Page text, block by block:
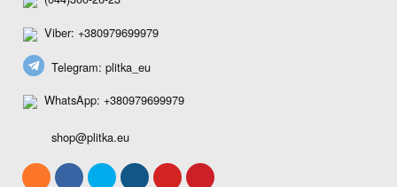
Viber: +380979699979
Telegram: plitka_eu
WhatsApp: +380979699979
shop@plitka.eu